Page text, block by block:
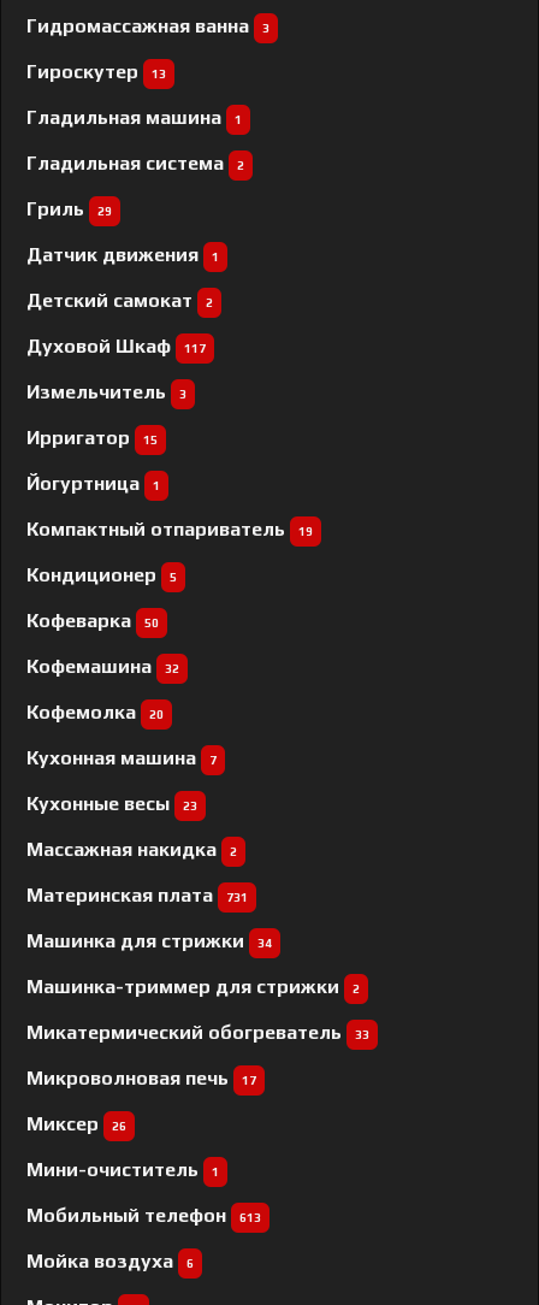
Гидромассажная ванна 3
Гироскутер 13
Гладильная машина 1
Гладильная система 2
Гриль 29
Датчик движения 1
Детский самокат 2
Духовой Шкаф 117
Измельчитель 3
Ирригатор 15
Йогуртница 1
Компактный отпариватель 19
Кондиционер 5
Кофеварка 50
Кофемашина 32
Кофемолка 20
Кухонная машина 7
Кухонные весы 23
Массажная накидка 2
Материнская плата 731
Машинка для стрижки 34
Машинка-триммер для стрижки 2
Микатермический обогреватель 33
Микроволновая печь 17
Миксер 26
Мини-очиститель 1
Мобильный телефон 613
Мойка воздуха 6